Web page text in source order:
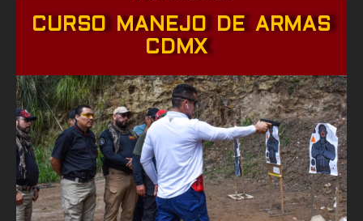
CURSO MANEJO DE ARMAS
CDMX